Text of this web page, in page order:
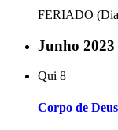
FERIADO
Junho 2023
Qui 8
Corpo de Deus